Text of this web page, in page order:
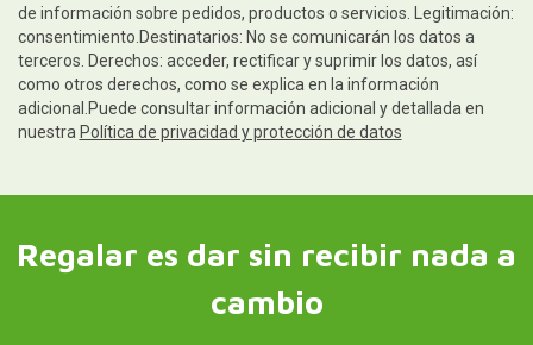
de información sobre pedidos, productos o servicios. Legitimación:
consentimiento.Destinatarios: No se comunicarán los datos a
terceros. Derechos: acceder, rectificar y suprimir los datos, así
como otros derechos, como se explica en la información
adicional.Puede consultar información adicional y detallada en
nuestra Política de privacidad y protección de datos
Regalar es dar sin recibir nada a
cambio